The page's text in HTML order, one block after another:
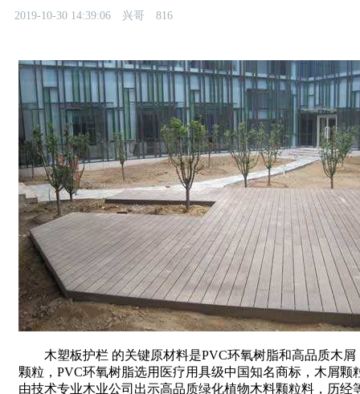
2019-10-30 14:39:06 兴哥 816
木塑板护栏 的关键原材料是PVC环氧树脂和高品质木屑
颗粒，PVC环氧树脂选用医疗用具级中国知名商标，木屑颗
由技术专业木业公司出示高品质绿化植物木料颗粒料，历经